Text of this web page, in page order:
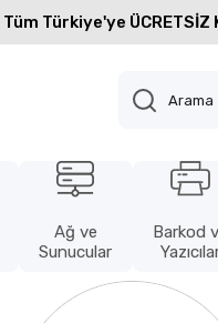
Tüm Türkiye'ye ÜCRETSİZ
Ağ ve
Sunucular
Barkod